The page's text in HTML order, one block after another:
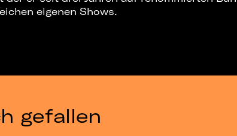
eigenen Shows.
gefallen